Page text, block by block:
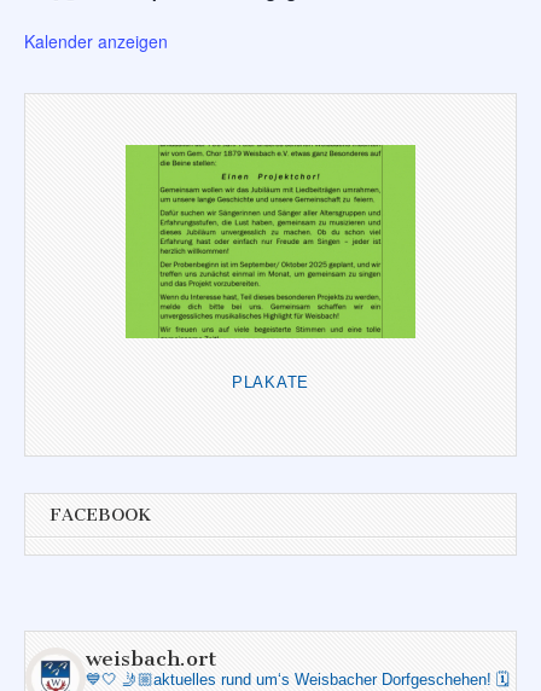
Kalender anzeigen
PLAKATE
FACEBOOK
weisbach.ort
💙🤍 🤳🏼aktuelles rund um‘s Weisbacher Dorfgeschehen! 🗓️